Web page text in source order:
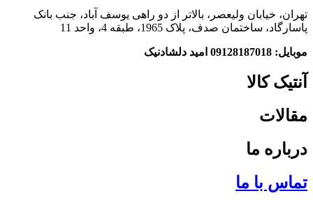
تهران، خیابان ولیعصر، بالاتر از دو راهی یوسف آباد، جنب بانک
پاسارگاد، ساختمان صدف، پلاک 1965، طبقه 4، واحد 11
موبایل: 09128187018 امید دلشادنیک
آنتیک کالا
مقالات
درباره ما
تماس با ما